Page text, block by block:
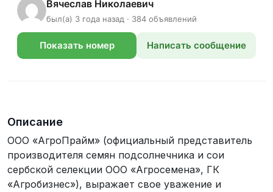
Вячеслав Николаевич
был(а) 3 года назад · 384 объявлений
Показать номер Написать сообщение
Описание
ООО «АгроПрайм» (официальный представитель
производителя семян подсолнечника и сои
сербской селекции ООО «Агросемена», ГК
«Агробизнес»), выражает свое уважение и